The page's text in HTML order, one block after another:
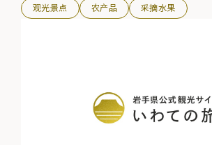
观光景点 农产品 采摘水果